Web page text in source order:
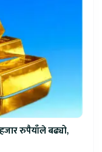
रुपैयाँले बढ्यो,